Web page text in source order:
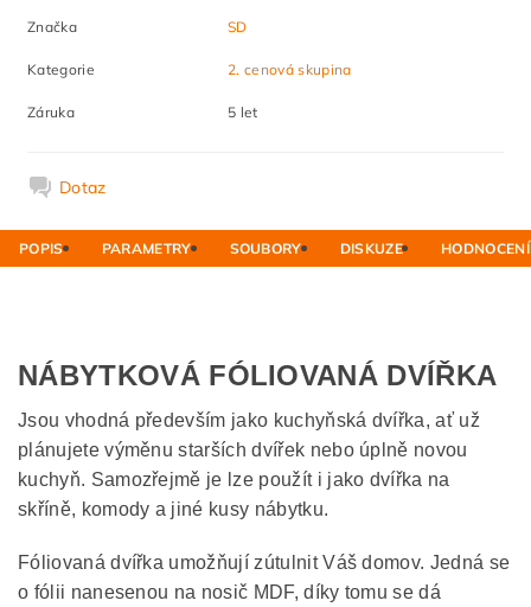
Značka SD
Kategorie 2. cenová skupina
Záruka 5 let
Dotaz
POPIS PARAMETRY SOUBORY DISKUZE HODNOCENÍ
NÁBYTKOVÁ FÓLIOVANÁ DVÍŘKA
Jsou vhodná především jako kuchyňská dvířka, ať už
plánujete výměnu starších dvířek nebo úplně novou
kuchyň. Samozřejmě je lze použít i jako dvířka na
skříně, komody a jiné kusy nábytku.
Fóliovaná dvířka umožňují zútulnit Váš domov. Jedná se
o fólii nanesenou na nosič MDF, díky tomu se dá